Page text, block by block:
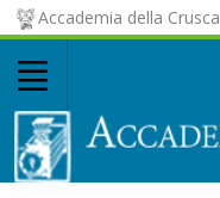
Accademia della Crusca